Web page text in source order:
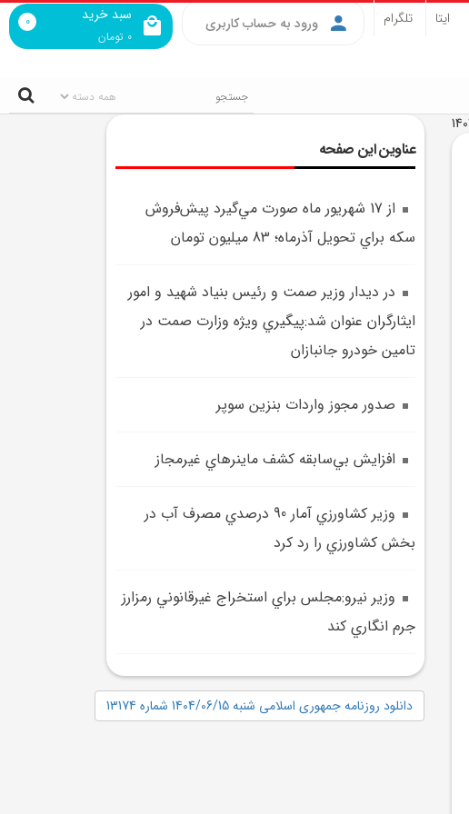
سبد خرید
0 تومان
0 ورود به حساب کاربری ایتا تلگرام
عناوین این صفحه
از 17 شهريور ماه صورت مي‌گيرد پيش‌فروش
سکه براي تحويل آذرماه؛ 83 ميليون تومان
در ديدار وزير صمت و رئيس بنياد شهيد و امور
ايثارگران عنوان شد:پيگيري ويژه وزارت صمت در
تامين خودرو جانبازان
صدور مجوز واردات بنزين سوپر
افزايش بي‌سابقه کشف ماينرهاي غيرمجاز
وزير کشاورزي آمار 90 درصدي مصرف آب در
بخش کشاورزي را رد کرد
وزير نيرو:مجلس براي استخراج غيرقانوني رمزارز
جرم انگاري کند
دانلود روزنامه جمهوری اسلامی شنبه 1404/06/15 شماره 13174